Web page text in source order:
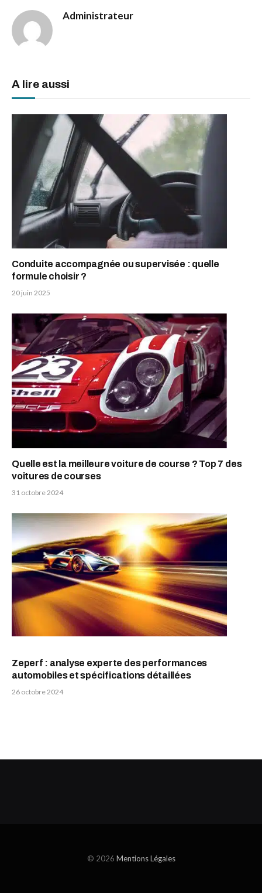
Administrateur
A lire aussi
Conduite accompagnée ou supervisée : quelle
formule choisir ?
20 juin 2025
Quelle est la meilleure voiture de course ? Top 7 des
voitures de courses
31 octobre 2024
Zeperf : analyse experte des performances
automobiles et spécifications détaillées
26 octobre 2024
© 2026 Mentions Légales